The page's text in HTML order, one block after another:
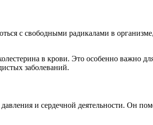
с свободными радикалами в
в крови. Это особенно важно
заболеваний.
и сердечной деятельности. Он